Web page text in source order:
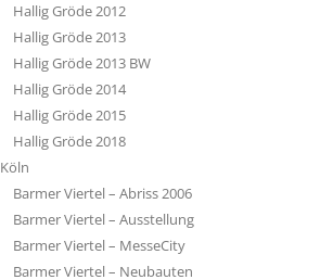
Hallig Gröde 2012
Hallig Gröde 2013
Hallig Gröde 2013 BW
Hallig Gröde 2014
Hallig Gröde 2015
Hallig Gröde 2018
Köln
Barmer Viertel – Abriss 2006
Barmer Viertel – Ausstellung
Barmer Viertel – MesseCity
Barmer Viertel – Neubauten